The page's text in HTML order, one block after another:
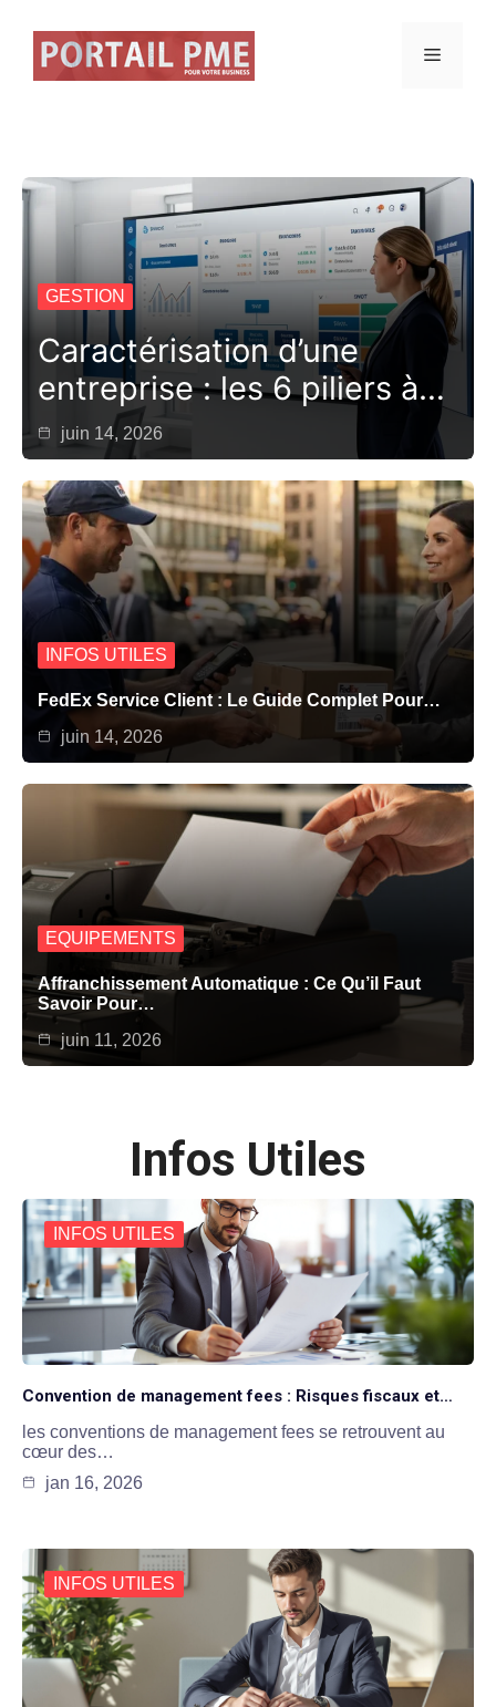
contenu
Menu
GESTION
Caractérisation d’une
entreprise : les 6 piliers à…
juin 14, 2026
INFOS UTILES
FedEx Service Client : Le Guide Complet Pour…
juin 14, 2026
EQUIPEMENTS
Affranchissement Automatique : Ce Qu’il Faut
Savoir Pour…
juin 11, 2026
Infos Utiles
INFOS UTILES
Convention de management fees : Risques fiscaux et…
les conventions de management fees se retrouvent au
cœur des…
jan 16, 2026
INFOS UTILES